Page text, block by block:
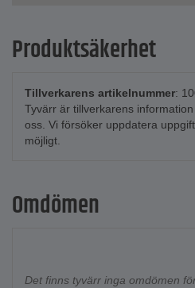
Produktsäkerhet
Tillverkarens artikelnummer:
Tyvärr är tillverkarens
oss. Vi försöker uppdatera
möjligt.
Omdömen
Det finns tyvärr inga omdömen